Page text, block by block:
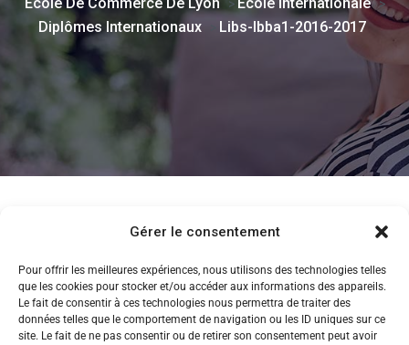
Gérer le consentement
Pour offrir les meilleures expériences, nous utilisons des technologies telles
que les cookies pour stocker et/ou accéder aux informations des appareils.
Le fait de consentir à ces technologies nous permettra de traiter des
données telles que le comportement de navigation ou les ID uniques sur ce
site. Le fait de ne pas consentir ou de retirer son consentement peut avoir
> >
Diplômes Internationaux Libs-Ibba1-2016-2017
libs-ibba1-2016-2017